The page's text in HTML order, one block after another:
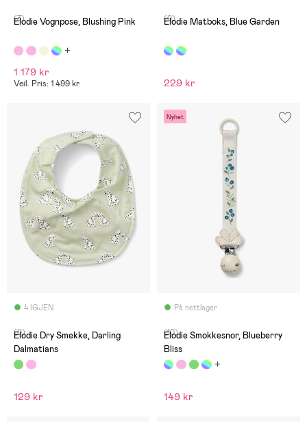
(3)
Elodie Vognpose, Blushing Pink
1 179 kr
Veil. Pris: 1 499 kr
(0)
Elodie Matboks, Blue Garden
229 kr
4 IGJEN
(0)
Elodie Dry Smekke, Darling
Dalmatians
129 kr
Nyhet
På nettlager
(10)
Elodie Smokkesnor, Blueberry
Bliss
149 kr